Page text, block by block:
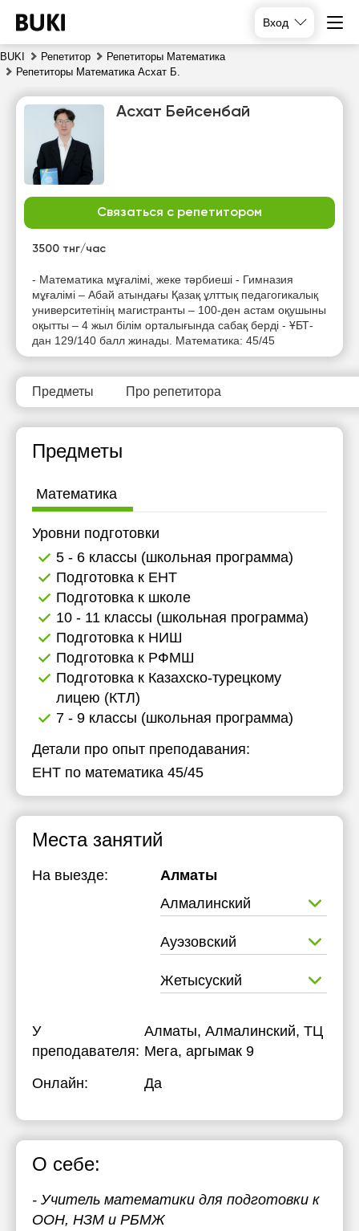
Вход
BUKI Репетитор
Репетиторы Математика
Репетиторы Математика Асхат Б.
Асхат Бейсенбай
Связаться с репетитором
3500 тнг/час
- Математика мұғалімі, жеке тәрбиеші - Гимназия
мұғалімі – Абай атындағы Қазақ ұлттық педагогикалық
университетінің магистранты – 100-ден астам оқушыны
оқытты – 4 жыл білім орталығында сабақ берді - ҰБТ-
дан 129/140 балл жинады. Математика: 45/45
Предметы Про репетитора
Предметы
Математика
Уровни подготовки
5 - 6 классы (школьная программа)
Подготовка к ЕНТ
Подготовка к школе
10 - 11 классы (школьная программа)
Подготовка к НИШ
Подготовка к РФМШ
Подготовка к Казахско-турецкому
лицею (КТЛ)
7 - 9 классы (школьная программа)
Детали про опыт преподавания:
ЕНТ по математика 45/45
Места занятий
На выезде:
Алматы
Алмалинский
Ауэзовский
Жетысуский
У
преподавателя:
Алматы, Алмалинский, ТЦ
Мега, аргымак 9
Онлайн:
Да
О себе:
- Учитель математики для подготовки к
ООН, НЗМ и РБМЖ
пн
вт
Нет
свободных
часов
Нет
свободных
часов
Нет
свободных
часов
свободных
часов